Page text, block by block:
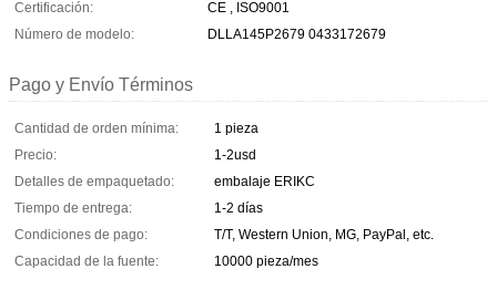
Certificación:
CE , ISO9001
Número de modelo:
DLLA145P2679 0433172679
Pago y Envío Términos
Cantidad de orden mínima:
1 pieza
Precio:
1-2usd
Detalles de empaquetado:
embalaje ERIKC
Tiempo de entrega:
1-2 días
Condiciones de pago:
T/T, Western Union, MG, PayPal, etc.
Capacidad de la fuente:
10000 pieza/mes